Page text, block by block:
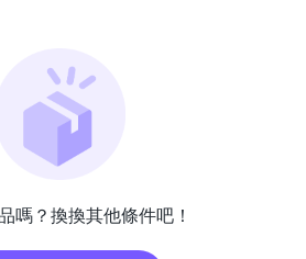
嗎？換換其他條件吧！